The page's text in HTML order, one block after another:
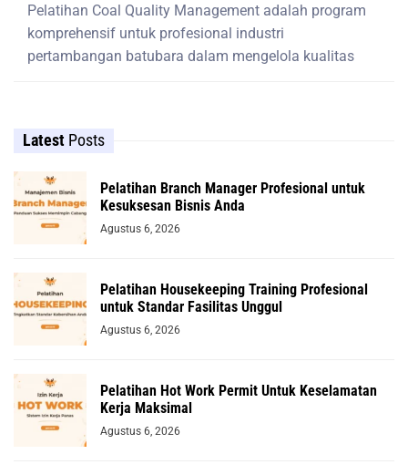
Pelatihan Coal Quality Management adalah program
komprehensif untuk profesional industri
pertambangan batubara dalam mengelola kualitas
Latest Posts
Pelatihan Branch Manager Profesional untuk
Kesuksesan Bisnis Anda
Agustus 6, 2026
Pelatihan Housekeeping Training Profesional
untuk Standar Fasilitas Unggul
Agustus 6, 2026
Pelatihan Hot Work Permit Untuk Keselamatan
Kerja Maksimal
Agustus 6, 2026